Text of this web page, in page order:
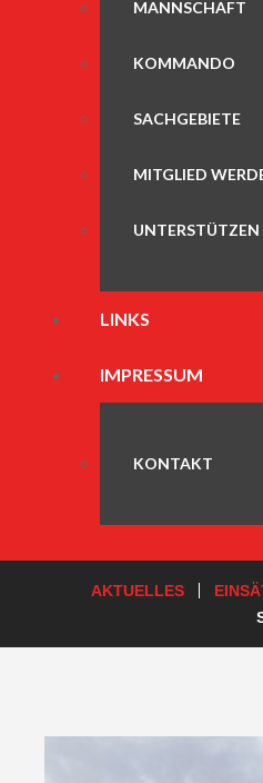
MANNSCHAFT
KOMMANDO
SACHGEBIETE
MITGLIED
UNTERSTÜTZEN
LINKS
IMPRESSUM
KONTAKT
AKTUELLES